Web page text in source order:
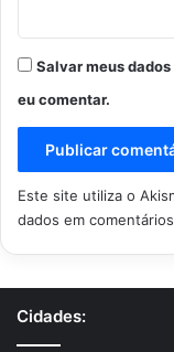
Salvar meus
eu comentar.
Este site utiliza o
dados em
Cidades: